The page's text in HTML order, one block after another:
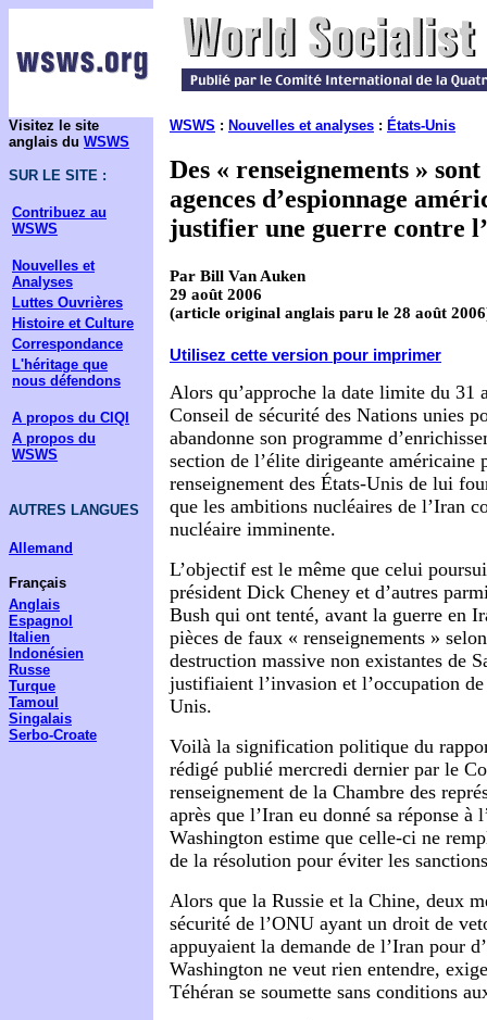
Visitez le site
anglais du WSWS
SUR LE SITE :
Contribuez au
WSWS
Nouvelles et
Analyses
Luttes Ouvrières
Histoire et Culture
Correspondance
L'héritage que
nous défendons
A propos du CIQI
A propos du
WSWS
AUTRES LANGUES
Allemand
Français
Anglais
Espagnol
Italien
Indonésien
Russe
Turque
Tamoul
Singalais
Serbo-Croate
WSWS : Nouvelles et analyses : États-Unis
Des « renseignements » sont
agences d’espionnage
justifier une guerre contre
Par Bill Van Auken
29 août 2006
(article original anglais paru le 28 août
Utilisez cette version pour imprimer
Alors qu’approche la date limite du 31
Conseil de sécurité des Nations unies
abandonne son programme
section de l’élite dirigeante américaine
renseignement des États-Unis de lui
que les ambitions nucléaires de l’Iran
nucléaire imminente.
L’objectif est le même que celui
président Dick Cheney et d’autres
Bush qui ont tenté, avant la guerre en
pièces de faux « renseignements »
destruction massive non existantes de
justifiaient l’invasion et l’occupation
Unis.
Voilà la signification politique du
rédigé publié mercredi dernier par le
renseignement de la Chambre des
après que l’Iran eu donné sa réponse
Washington estime que celle-ci ne
de la résolution pour éviter les
Alors que la Russie et la Chine, deux
sécurité de l’ONU ayant un droit de
appuyaient la demande de l’Iran pour
Washington ne veut rien entendre,
Téhéran se soumette sans conditions